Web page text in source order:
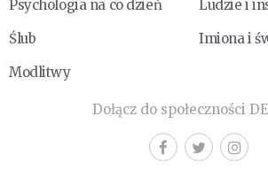
Psychologia na co dzień
Ludzie i
Ślub
Imiona i
Modlitwy
Dołącz do społeczności